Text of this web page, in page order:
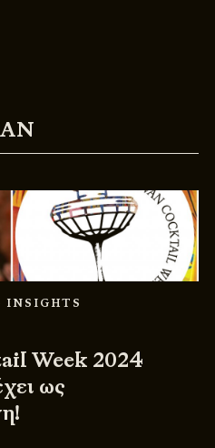
INSIGHTS
Week 2024
ως